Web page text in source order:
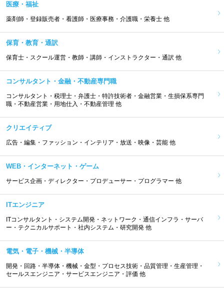
医療・福祉
薬剤師・登録販売者・看護師・医療事務・介護職・栄養士 他
保育・教育・通訳
保育士・スクール運営・教師・講師・インストラクター・通訳 他
コンサルタント・金融・不動産専門職
コンサルタント・税理士・弁護士・特許技術者・金融営業・生損保系専門
職・不動産営業・用地仕入・不動産管理 他
クリエイティブ
広告・編集・ファッション・インテリア・放送・映像・芸能 他
WEB・インターネット・ゲーム
サービス企画・ディレクター・プロデューサー・プログラマー 他
ITエンジニア
ITコンサルタント・システム開発・ネットワーク・通信インフラ・サーバ
ー・テクニカルサポート・社内システム・研究開発 他
電気・電子・機械・半導体
開発・回路・半導体・機械・金型・プロセス技術・品質管理・生産管理・
セールスエンジニア・サービスエンジニア・評価 他